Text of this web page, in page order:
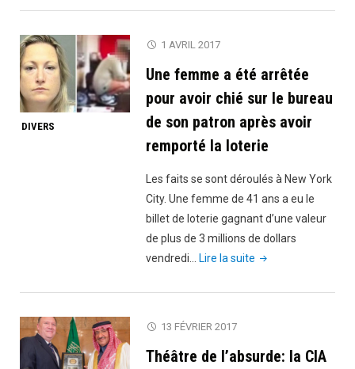
:
ce
pêcher.
DIVERS
1 AVRIL 2017
Une femme a été arrêtée
pour avoir chié sur le bureau
de son patron après avoir
remporté la loterie
Les faits se sont déroulés à New York
City. Une femme de 41 ans a eu le
billet de loterie gagnant d’une valeur
de plus de 3 millions de dollars
vendredi…
Lire la suite "Une
a
pour
13 FÉVRIER 2017
Théâtre de l’absurde: la CIA